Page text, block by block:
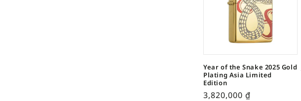
Year of the Snake 2025 Gold
Plating Asia Limited
Edition
3,820,000 ₫